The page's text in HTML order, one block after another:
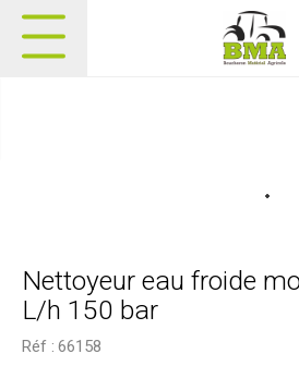
Nettoyeur eau froide
L/h 150 bar
Réf : 66158